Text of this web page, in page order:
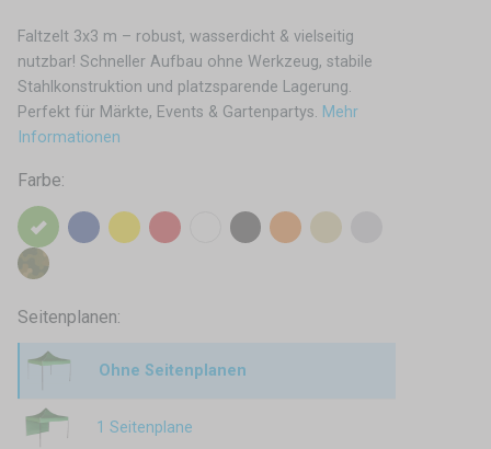
Faltzelt 3x3 m – robust, wasserdicht & vielseitig
nutzbar! Schneller Aufbau ohne Werkzeug, stabile
Stahlkonstruktion und platzsparende Lagerung.
Perfekt für Märkte, Events & Gartenpartys. Mehr
Informationen
Farbe:
Seitenplanen:
Ohne Seitenplanen
1 Seitenplane